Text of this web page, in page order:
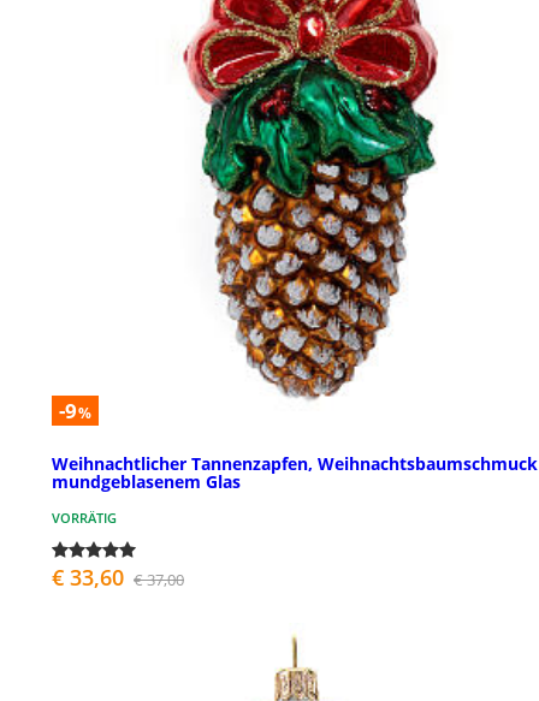
-9%
Weihnachtlicher Tannenzapfen,
mundgeblasenem Glas
VORRÄTIG
€ 33,60 € 37,00